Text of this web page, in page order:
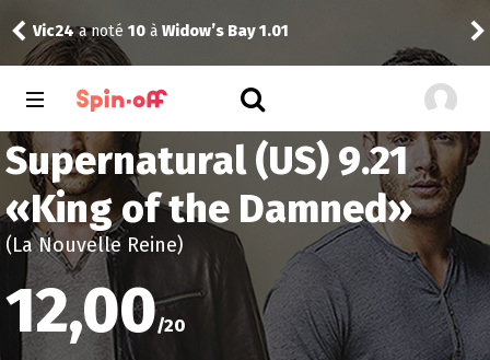
Vic24a noté 10 à Widow’s Bay 1.01
Supernatural (US) 9.21
«King of the Damned»
(La Nouvelle Reine)
12,00/20